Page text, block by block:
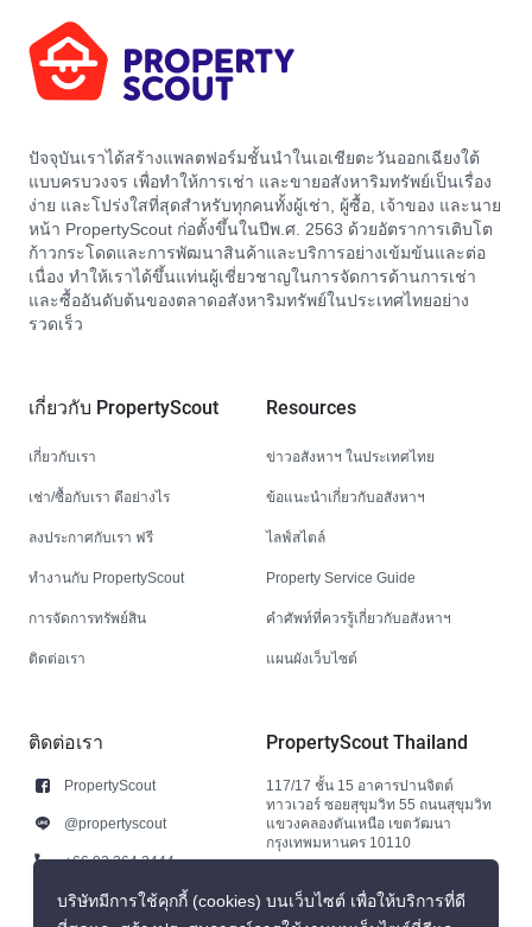
ปัจจุบันเราได้สร้างแพลตฟอร์มชั้นนำในเอเชียตะวันออกเฉียงใต้
แบบครบวงจร เพื่อทำให้การเช่า และขายอสังหาริมทรัพย์เป็นเรื่อง
ง่าย และโปร่งใสที่สุดสำหรับทุกคนทั้งผู้เช่า, ผู้ซื้อ, เจ้าของ และนาย
หน้า PropertyScout ก่อตั้งขึ้นในปีพ.ศ. 2563 ด้วยอัตราการเติบโต
ก้าวกระโดดและการพัฒนาสินค้าและบริการอย่างเข้มข้นและต่อ
เนื่อง ทำให้เราได้ขึ้นแท่นผู้เชี่ยวชาญในการจัดการด้านการเช่า
และซื้ออันดับต้นของตลาดอสังหาริมทรัพย์ในประเทศไทยอย่าง
รวดเร็ว
เกี่ยวกับ PropertyScout
เกี่ยวกับเรา
เช่า/ซื้อกับเรา ดีอย่างไร
ลงประกาศกับเรา ฟรี
ทำงานกับ PropertyScout
การจัดการทรัพย์สิน
ติดต่อเรา
Resources
ข่าวอสังหาฯ ในประเทศไทย
ข้อแนะนำเกี่ยวกับอสังหาฯ
ไลฟ์สไตล์
Property Service Guide
คำศัพท์ที่ควรรู้เกี่ยวกับอสังหาฯ
แผนผังเว็บไซต์
ติดต่อเรา
PropertyScout
@propertyscout
+66 92 264 3444
+66 92 264 3444
PropertyScout Thailand
117/17 ชั้น 15 อาคารปานจิตต์
ทาวเวอร์ ซอยสุขุมวิท 55 ถนนสุขุมวิท
แขวงคลองตันเหนือ เขตวัฒนา
กรุงเทพมหานคร 10110
บริษัทมีการใช้คุกกี้ (cookies) บนเว็บไซต์ เพื่อให้บริการที่ดี